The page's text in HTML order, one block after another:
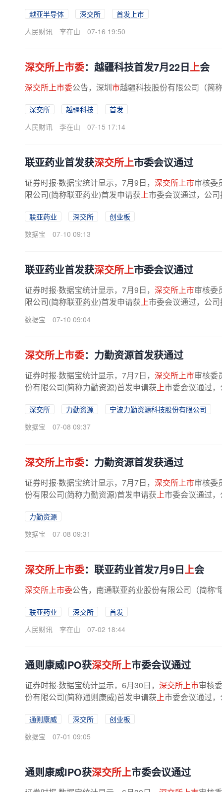
越亚半导体 深交所
首发上市
人民财讯
李在山 07-16 19:50
深交所上市委：越疆科技首发7月22日上会
深交所上市委公告，深圳市越疆科技股份有限公司（简
深交所 越疆科技
首发
人民财讯
李在山 07-15 17:14
联亚药业首发获深交所上市委会议通过
证券时报·数据宝统计显示，7月9日， 深交所上市审核委
限公司(简称联亚药业)首发申请获上市委会议通过，公
联亚药业 深交所
创业板
数据宝
07-10 09:13
联亚药业首发获深交所上市委会议通过
证券时报·数据宝统计显示，7月9日， 深交所上市审核委
限公司(简称联亚药业)首发申请获上市委会议通过，公
数据宝 07-10 09:04
深交所上市委：力勤资源首发获通过
证券时报·数据宝统计显示，7月7日， 深交所上市审核委
份有限公司(简称力勤资源)首发申请获上市委会议通过
深交所 力勤资源
宁波力勤资源科技股份有限公司
数据宝
07-08 09:37
深交所上市委：力勤资源首发获通过
证券时报·数据宝统计显示，7月7日， 深交所上市审核委
份有限公司(简称力勤资源)首发申请获上市委会议通过
力勤资源
数据宝
07-08 09:31
深交所上市委：联亚药业首发7月9日上会
深交所上市委公告，南通联亚药业股份有限公司（简称“
联亚药业 深交所
首发
人民财讯
李在山 07-02 18:44
通则康威IPO获深交所上市委会议通过
证券时报·数据宝统计显示，6月30日， 深交所上市审核
份有限公司(简称通则康威)首发申请获上市委会议通过
通则康威 深交所
创业板
数据宝
07-01 09:05
通则康威IPO获深交所上市委会议通过